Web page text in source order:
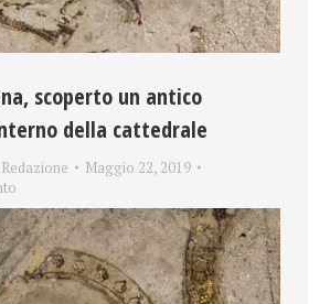
scoperto un antico
della cattedrale
Redazione
Maggio 22, 2019